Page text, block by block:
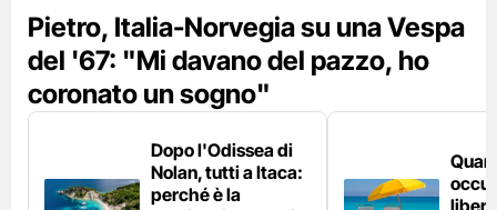
Pietro, Italia-Norvegia su una Vespa
del '67: "Mi davano del pazzo, ho
coronato un sogno"
Dopo l'Odissea di
Nolan, tutti a Itaca:
perché è la